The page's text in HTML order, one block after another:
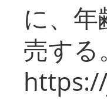
に、
売する